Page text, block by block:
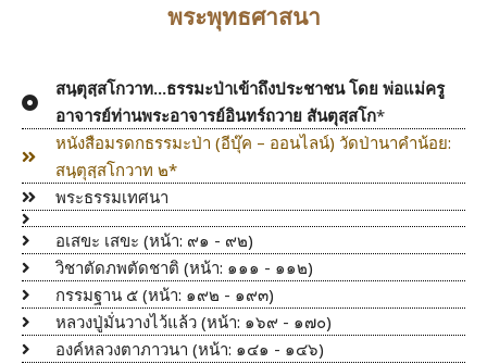
พระพุทธศาสนา
สนฺตุสฺสโกวาท...ธรรมะป่าเข้าถึงประชาชน โดย พ่อแม่ครู
อาจารย์ท่านพระอาจารย์อินทร์ถวาย สันตุสฺสโก*
หนังสือมรดกธรรมะป่า (อีบุ๊ค – ออนไลน์) วัดป่านาคำน้อย:
สนฺตุสฺสโกวาท ๒*
พระธรรมเทศนา
อเสขะ เสขะ (หน้า: ๙๑ - ๙๒)
วิชาตัดภพตัดชาติ (หน้า: ๑๑๑ - ๑๑๒)
กรรมฐาน ๕ (หน้า: ๑๙๒ - ๑๙๓)
หลวงปู่มั่นวางไว้แล้ว (หน้า: ๑๖๙ - ๑๗๐)
องค์หลวงตาภาวนา (หน้า: ๑๔๑ - ๑๔๖)